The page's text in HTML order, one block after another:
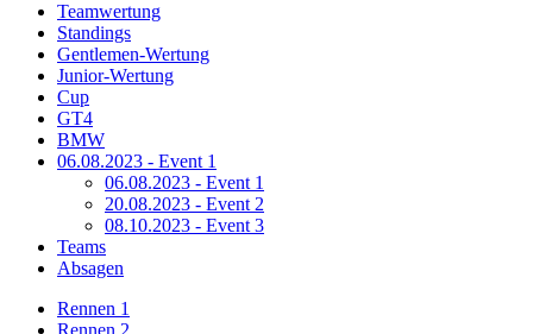
Teamwertung
Standings
Gentlemen-Wertung
Junior-Wertung
Cup
GT4
BMW
06.08.2023 - Event 1
06.08.2023 - Event 1
20.08.2023 - Event 2
08.10.2023 - Event 3
Teams
Absagen
Rennen 1